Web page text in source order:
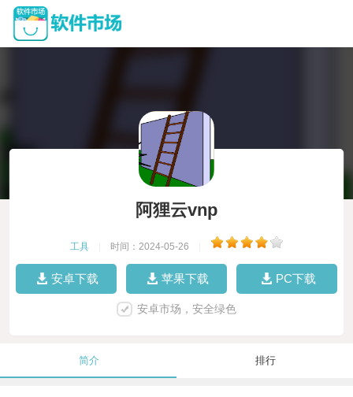
阿狸云vnp
工具 时间：2024-05-26
安卓下载 苹果下载 PC下载
安卓市场，安全绿色
简介 排行